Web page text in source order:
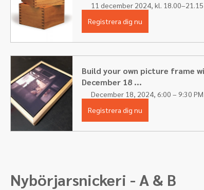
11 december 2024, kl. 18.00–21.15
Registrera dig nu
Build your own picture frame
December 18 ...
December 18, 2024, 6:00 – 9:30 PM
Registrera dig nu
Nybörjarsnickeri - A & B